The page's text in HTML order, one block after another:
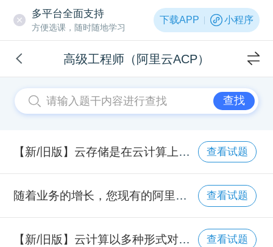
多平台全面支持
方便选课，随时随地学习
下载APP 小程序
高级工程师（阿里云ACP）
查找
【新/旧版】云存储是在云计算上衍生发展出来的一个概念，将存储资源池中的存储和数据服务，通过网络以统一的接口按需提供给授权用户。云存储具备以下哪些特点？ 查看试题
随着业务的增长，您现有的阿里云的云服务器ECS实例的系统盘出现了存储资源不足的问题，阿里云提供了系统盘扩容的功能帮您解决该问题。下列关于扩容系统盘的操作说法错误的是________。 查看试题
【新/旧版】云计算以多种形式对外提供服务，比如提供给消费者的服务是把客户开发或者购买的应用程序部署到云计算基础设施上。消费者不需要管理或控制底层的云基础设施，包括网络、服务器、操作系统、存储等，但能够控制部署的应用程序，也可能控制运行应用程序的托管环境配置。这种服务形式被称作________。 查看试题